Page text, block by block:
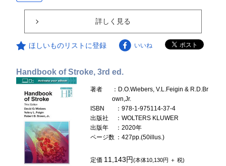
詳しく見る
ほしいものリストに登録 いいね
Handbook of Stroke, 3rd ed.
著者
：D.O.Wiebers, V.L.Feigin & R.D.Br
own,Jr.
ISBN
：978-1-975114-37-4
出版社
：WOLTERS KLUWER
出版年
：2020年
ページ数 ：427pp.(50illus.)
定価 11,143円(本体10,130円 ＋ 税)